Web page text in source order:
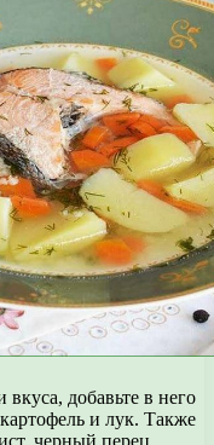
добавьте в него
и лук. Также